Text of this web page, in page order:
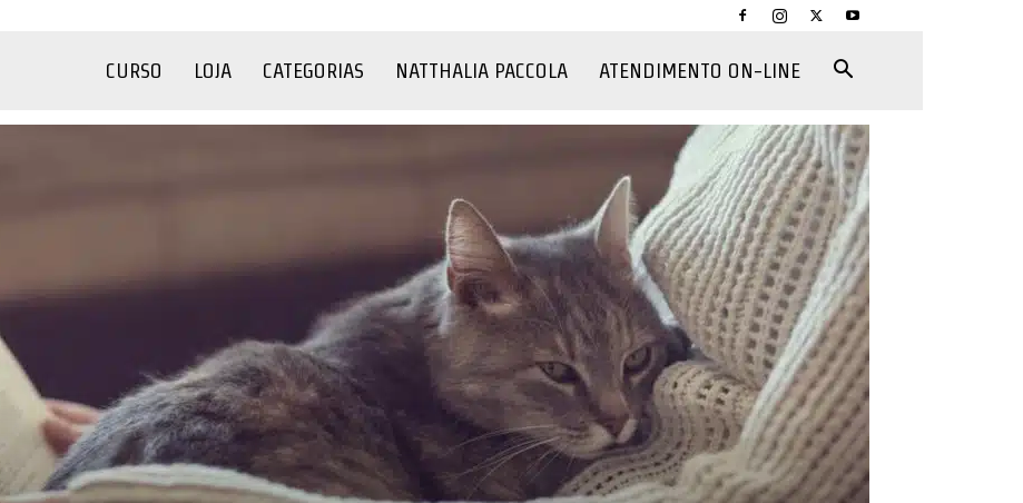
CURSO LOJA CATEGORIAS NATTHALIA PACCOLA ATENDIMENTO ON-LINE